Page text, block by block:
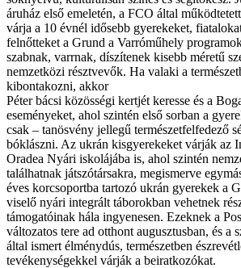
áruház első emeletén, a FCO által
várja a 10 évnél idősebb gyerekeket,
felnőtteket a Grund a Varróműhely
szabnak, varrnak, díszítenek kisebb méretű
nemzetközi résztvevők. Ha valaki a
kibontakozni, akkor
Péter bácsi közösségi kertjét keresse és a
eseményeket, ahol szintén első sorban a
csak – tanösvény jellegű természetfelfedező
bóklászni. Az ukrán kisgyerekeket várják az
Oradea Nyári iskolájába is, ahol szintén
találhatnak játszótársakra, megismerve
éves korcsoportba tartozó ukrán gyerekek a
viselő nyári integrált táborokban vehetnek
támogatóinak hála ingyenesen. Ezeknek a
változatos tere ad otthont augusztusban, és a
által ismert élménydús, természetben
tevékenységekkel várják a beiratkozókat.